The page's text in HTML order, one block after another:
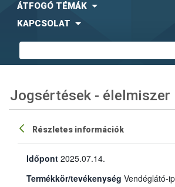
ÁTFOGÓ TÉMÁK
KAPCSOLAT
Jogsértések - élelmiszer
Részletes információk
Időpont 2025.07.14.
Termékkör/tevékenység